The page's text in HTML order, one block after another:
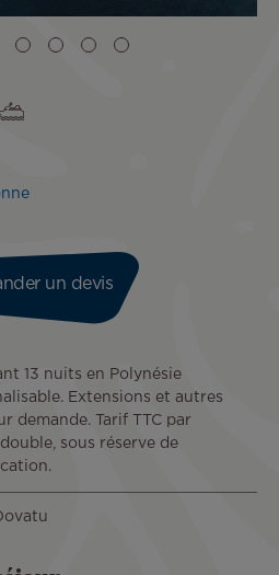
13 nuits en Polynésie
Extensions et autres
demande. Tarif TTC par
sous réserve de
un devis